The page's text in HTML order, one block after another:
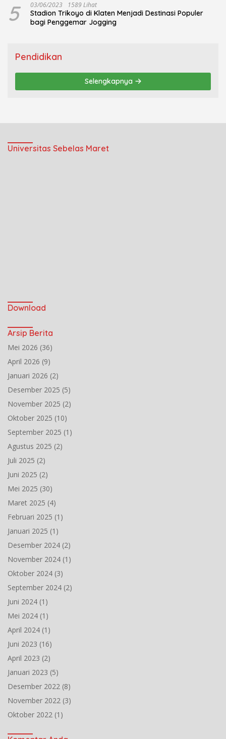
5 03/06/2023 1589 Lihat
Stadion Trikoyo di Klaten Menjadi Destinasi Populer
bagi Penggemar Jogging
Pendidikan
Selengkapnya
Universitas Sebelas Maret
Download
Arsip Berita
Mei 2026 (36)
April 2026 (9)
Januari 2026 (2)
Desember 2025 (5)
November 2025 (2)
Oktober 2025 (10)
September 2025 (1)
Agustus 2025 (2)
Juli 2025 (2)
Juni 2025 (2)
Mei 2025 (30)
Maret 2025 (4)
Februari 2025 (1)
Januari 2025 (1)
Desember 2024 (2)
November 2024 (1)
Oktober 2024 (3)
September 2024 (2)
Juni 2024 (1)
Mei 2024 (1)
April 2024 (1)
Juni 2023 (16)
April 2023 (2)
Januari 2023 (5)
Desember 2022 (8)
November 2022 (3)
Oktober 2022 (1)